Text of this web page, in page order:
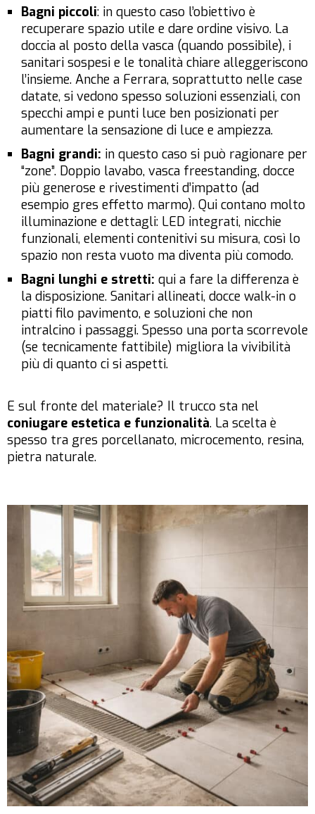
Bagni piccoli: in questo caso l’obiettivo è
recuperare spazio utile e dare ordine visivo. La
doccia al posto della vasca (quando possibile), i
sanitari sospesi e le tonalità chiare alleggeriscono
l’insieme. Anche a Ferrara, soprattutto nelle case
datate, si vedono spesso soluzioni essenziali, con
specchi ampi e punti luce ben posizionati per
aumentare la sensazione di luce e ampiezza.
Bagni grandi: in questo caso si può ragionare per
“zone”. Doppio lavabo, vasca freestanding, docce
più generose e rivestimenti d’impatto (ad
esempio gres effetto marmo). Qui contano molto
illuminazione e dettagli: LED integrati, nicchie
funzionali, elementi contenitivi su misura, così lo
spazio non resta vuoto ma diventa più comodo.
Bagni lunghi e stretti: qui a fare la differenza è
la disposizione. Sanitari allineati, docce walk-in o
piatti filo pavimento, e soluzioni che non
intralcino i passaggi. Spesso una porta scorrevole
(se tecnicamente fattibile) migliora la vivibilità
più di quanto ci si aspetti.
E sul fronte del materiale? Il trucco sta nel
coniugare estetica e funzionalità. La scelta è
spesso tra gres porcellanato, microcemento, resina,
pietra naturale.